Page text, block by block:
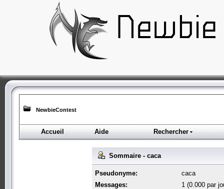
NewbieContest
Accueil Aide Rechercher
Sommaire - caca
Pseudonyme:
caca
Messages:
1 (0.000 par